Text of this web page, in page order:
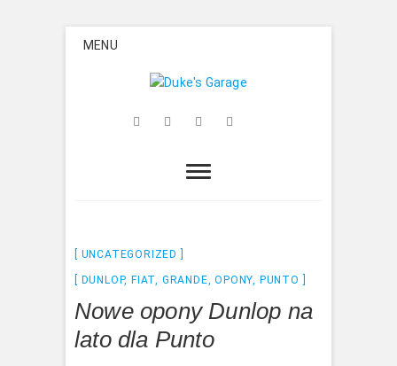
MENU
Duke's
FacebookTwitterGoogle
Instagram
UNCATEGORIZED
DUNLOP, FIAT, GRANDE,OPONY, PUNTO
Nowe opony Dunlop na
lato dla Punto